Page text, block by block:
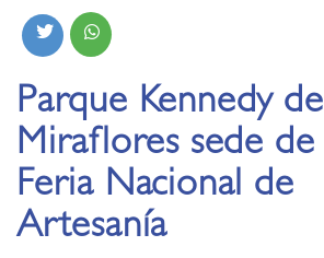
Parque Kennedy de
Miraflores sede de
Feria Nacional de
Artesanía